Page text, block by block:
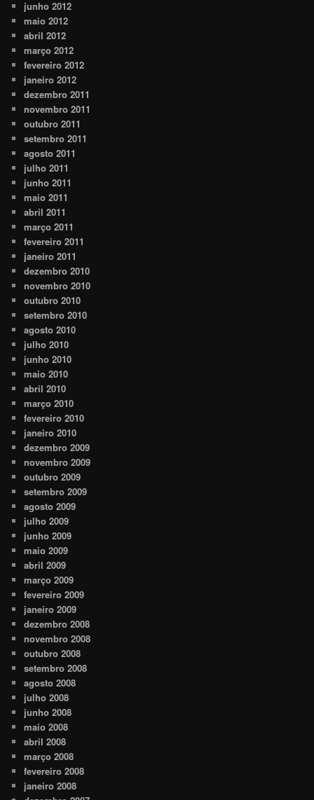
junho 2012
maio 2012
abril 2012
março 2012
fevereiro 2012
janeiro 2012
dezembro 2011
novembro 2011
outubro 2011
setembro 2011
agosto 2011
julho 2011
junho 2011
maio 2011
abril 2011
março 2011
fevereiro 2011
janeiro 2011
dezembro 2010
novembro 2010
outubro 2010
setembro 2010
agosto 2010
julho 2010
junho 2010
maio 2010
abril 2010
março 2010
fevereiro 2010
janeiro 2010
dezembro 2009
novembro 2009
outubro 2009
setembro 2009
agosto 2009
julho 2009
junho 2009
maio 2009
abril 2009
março 2009
fevereiro 2009
janeiro 2009
dezembro 2008
novembro 2008
outubro 2008
setembro 2008
agosto 2008
julho 2008
junho 2008
maio 2008
abril 2008
março 2008
fevereiro 2008
janeiro 2008